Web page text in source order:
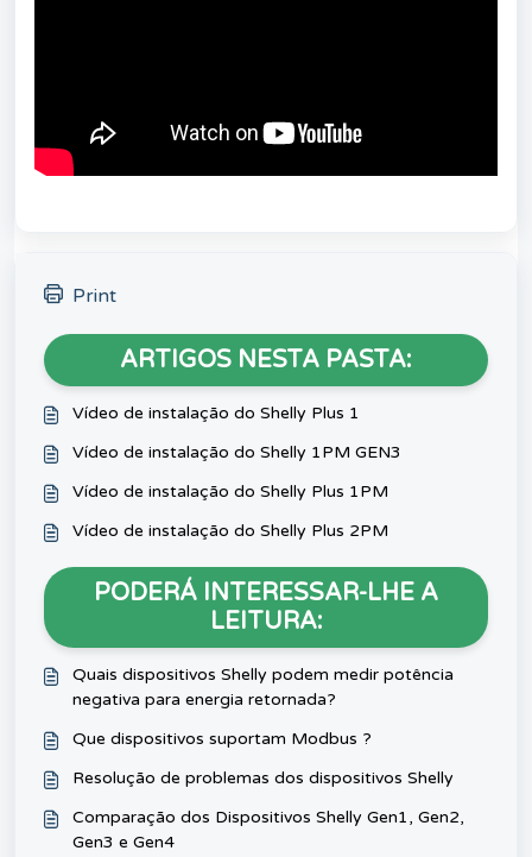
Print
ARTIGOS NESTA PASTA:
Vídeo de instalação do Shelly Plus 1
Vídeo de instalação do Shelly 1PM GEN3
Vídeo de instalação do Shelly Plus 1PM
Vídeo de instalação do Shelly Plus 2PM
PODERÁ INTERESSAR-LHE A
LEITURA:
Quais dispositivos Shelly podem medir potência
negativa para energia retornada?
Que dispositivos suportam Modbus ?
Resolução de problemas dos dispositivos Shelly
Comparação dos Dispositivos Shelly Gen1, Gen2,
Gen3 e Gen4